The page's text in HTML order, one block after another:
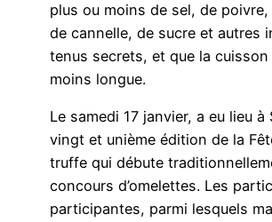
plus ou moins de sel, de
de cannelle, de sucre et autres
tenus secrets, et que la
moins longue.
Le samedi 17 janvier, a eu lieu à
vingt et unième édition de la
truffe qui débute
concours d’omelettes. Les
participantes, parmi lesquels ma